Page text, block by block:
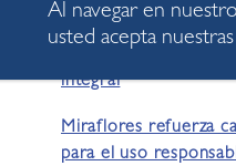
Miraflores dio inicio
integral
Miraflores refuerza
para el uso
Al navegar en
usted acepta nuestras